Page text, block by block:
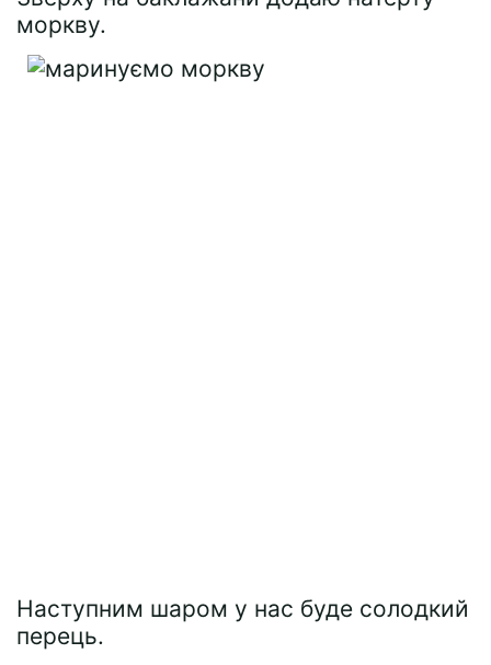
моркву.
Наступним шаром у нас буде солодкий
перець.